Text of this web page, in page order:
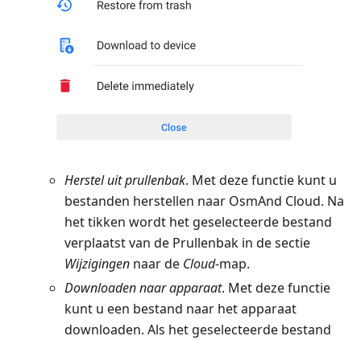
Herstel uit prullenbak. Met deze functie kunt u
bestanden herstellen naar OsmAnd Cloud. Na
het tikken wordt het geselecteerde bestand
verplaatst van de Prullenbak in de sectie
Wijzigingen naar de Cloud-map.
Downloaden naar apparaat. Met deze functie
kunt u een bestand naar het apparaat
downloaden. Als het geselecteerde bestand